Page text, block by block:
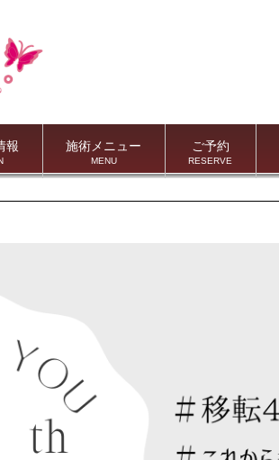
報 施術メニュー
MENU
ご予約
RESERVE